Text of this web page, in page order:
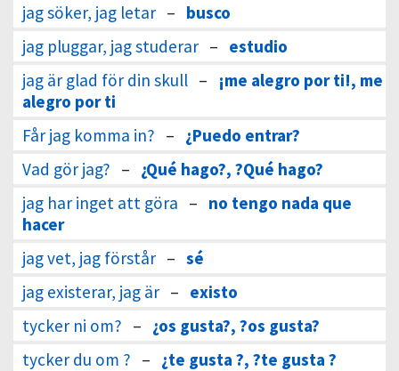
jag söker, jag letar – busco
jag pluggar, jag studerar – estudio
jag är glad för din skull –
¡me alegro por ti!, me
alegro por ti
Får jag komma in? – ¿Puedo entrar?
Vad gör jag? – ¿Qué hago?, ?Qué hago?
jag har inget att göra – no tengo nada que
hacer
jag vet, jag förstår – sé
jag existerar, jag är – existo
tycker ni om? – ¿os gusta?, ?os gusta?
tycker du om ? – ¿te gusta ?, ?te gusta ?